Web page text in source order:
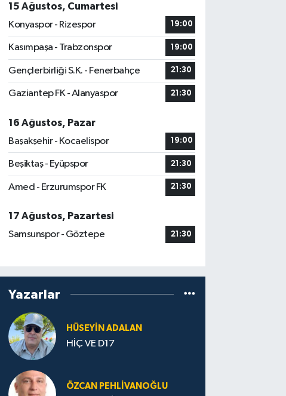
15 Ağustos, Cumartesi
Konyaspor - Rizespor
19:00
Kasımpaşa - Trabzonspor 19:00
Gençlerbirliği S.K. - Fenerbahçe 21:30
Gaziantep FK - Alanyaspor 21:30
16 Ağustos, Pazar
Başakşehir - Kocaelispor
19:00
Beşiktaş - Eyüpspor 21:30
Amed - Erzurumspor FK 21:30
17 Ağustos, Pazartesi
Samsunspor - Göztepe
21:30
Yazarlar
HÜSEYIN ADALAN
HİÇ VE D17
ÖZCAN PEHLIVANOĞLU